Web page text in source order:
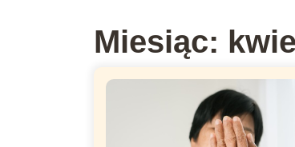
Miesiąc: